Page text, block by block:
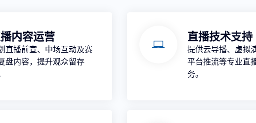
内容运营
直播前宣、中场互动及赛
盘内容，提升观众留存
直播技术支持
提供云导播、虚拟
平台推流等专业直
务。